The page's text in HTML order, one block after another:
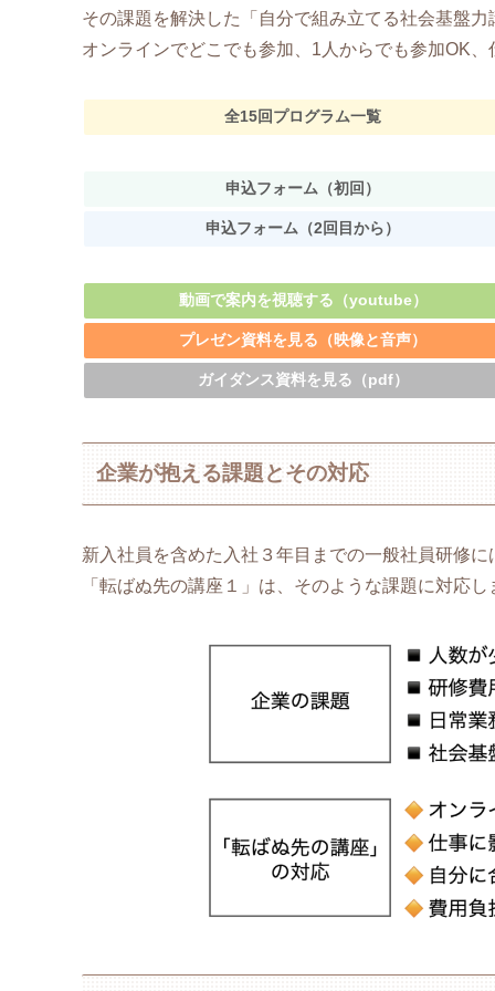
その課題を解決した「自分で組み立てる社会基盤
オンラインでどこでも参加、1人からでも参加OK
全15回プログラム一覧
申込フォーム（初回）
申込フォーム（2回目から）
動画で案内を視聴する（youtube）
プレゼン資料を見る（映像と音声）
ガイダンス資料を見る（pdf）
企業が抱える課題とその対応
新入社員を含めた入社３年目までの一般社員研修
「転ばぬ先の講座１」は、そのような課題に対応し